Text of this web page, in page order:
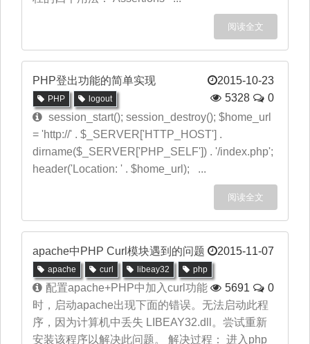
阅读全文
PHP登出功能的简单实现 2015-10-23
PHP logout 5328
0
session_start(); session_destroy(); $home_url
= 'http://' . $_SERVER['HTTP_HOST'] .
dirname($_SERVER['PHP_SELF']) . '/index.php';
header('Location: ' . $home_url); ...
阅读全文
apache中PHP Curl模块遇到的问题 2015-11-07
apache curl libeay32 php
5691 0
配置apache+PHP中加入curl功能
时，启动apache出现下面的错误。 ​无法启动此程
序，因为计算机中丢失 LIBEAY32.dll。尝试重新
安装该程序以解决此问题。 解决过程： 进入php